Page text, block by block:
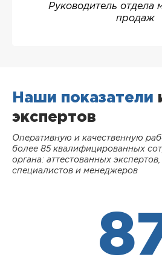
Руководитель отдела
продаж
Наши показатели
экспертов
Оперативную и качественную
более 85 квалифицированных
органа: аттестованных
специалистов и менеджеров